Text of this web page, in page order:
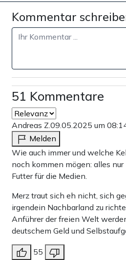
Kommentar
51 Kommentare
Andreas Z. 09.05.2025 um
Melden
Wie auch immer und welche
noch kommen mögen: alles
Futter für die Medien.
Merz traut sich eh nicht, sich
irgendein Nachbarland zu
Anführer der freien Welt
deutschem Geld und
55